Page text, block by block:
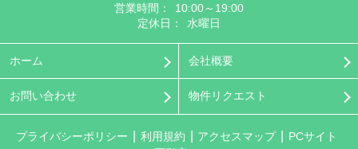
営業時間：
10:00～19:00
定休日：
水曜日
ホーム 会社概要
お問い合わせ 物件リクエスト
プライバシーポリシー 利用規約 アクセスマップ
PCサイト